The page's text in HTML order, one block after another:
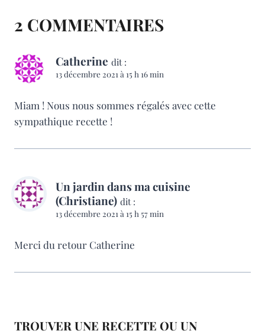
2 COMMENTAIRES
Catherine dit :
13 décembre 2021 à 15 h 16 min
Miam ! Nous nous sommes régalés avec cette
sympathique recette !
Un jardin dans ma cuisine
(Christiane) dit :
13 décembre 2021 à 15 h 57 min
Merci du retour Catherine
TROUVER UNE RECETTE OU UN